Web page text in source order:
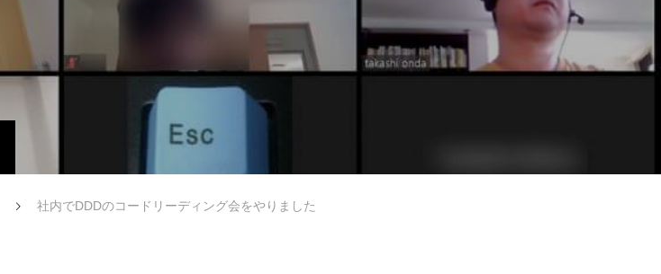
【正社員】Webデザイナー
社内でDDDのコードリーディング会をやりました